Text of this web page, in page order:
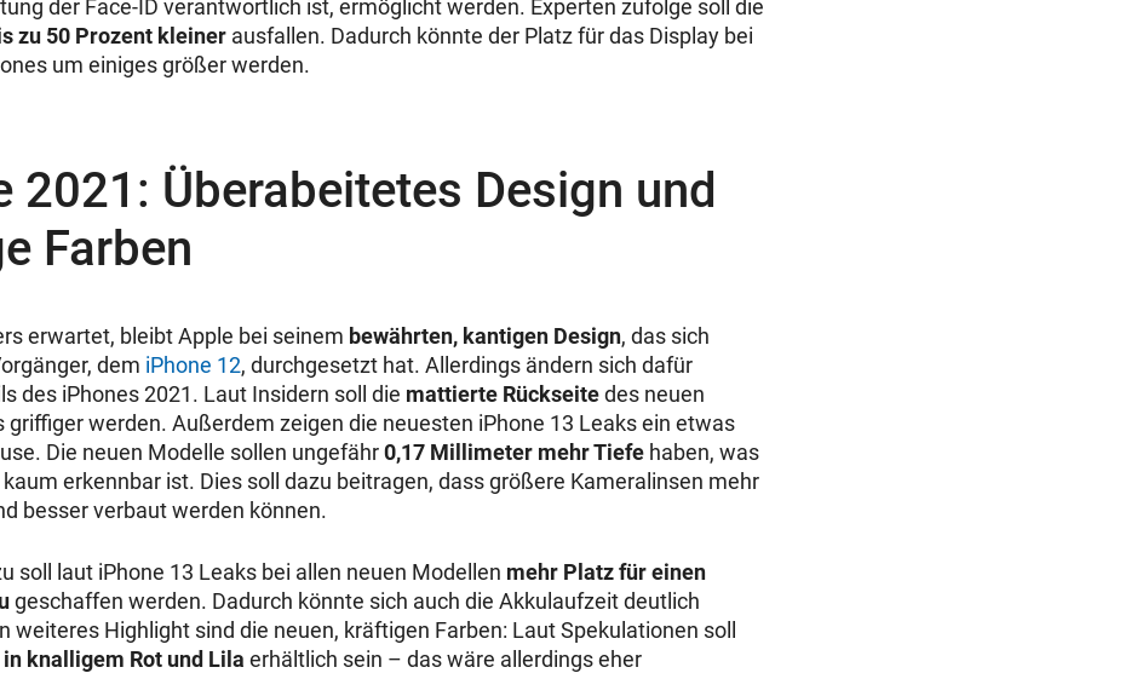
der Face-ID verantwortlich ist, ermöglicht werden. Experten zufolge soll die
zu 50 Prozent kleiner ausfallen. Dadurch könnte der Platz für das Display bei
um einiges größer werden.
2021: Überabeitetes Design und
Farben
erwartet, bleibt Apple bei seinem bewährten, kantigen Design, das sich
dem iPhone 12, durchgesetzt hat. Allerdings ändern sich dafür
des iPhones 2021. Laut Insidern soll die mattierte Rückseitedes neuen
griffiger werden. Außerdem zeigen die neuesten iPhone 13 Leaks ein etwas
Die neuen Modelle sollen ungefähr0,17 Millimeter mehr Tiefe haben, was
erkennbar ist. Dies soll dazu beitragen, dass größere Kameralinsen mehr
besser verbaut werden können.
soll laut iPhone 13 Leaks bei allen neuen Modellen mehr Platz für einen
geschaffen werden. Dadurch könnte sich auch die Akkulaufzeit deutlich
weiteres Highlight sind die neuen, kräftigen Farben: Laut Spekulationen soll
in knalligem Rot und Lila erhältlich sein – das wäre allerdings eher